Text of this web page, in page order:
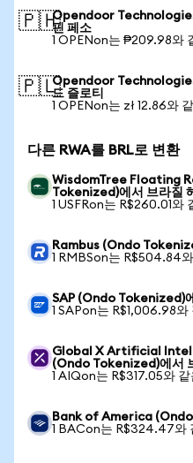
🇵🇭Opendoor
핀 페소
1 OPENon는 ₱209.98와
🇵🇱Opendoor
드 즐로티
1 OPENon는 zł 12.86와
다른 RWA를 BRL로 변환
WisdomTree Floating
Tokenized)에서 브라질
1 USFRon는 R$260.01와
Rambus (Ondo
1 RMBSon는 R$504.84
SAP (Ondo Tokenized)
1 SAPon는 R$1,006.98와
Global X Artificial
(Ondo Tokenized)에서
1 AIQon는 R$317.05와 같
Bank of America
1 BACon는 R$324.47와